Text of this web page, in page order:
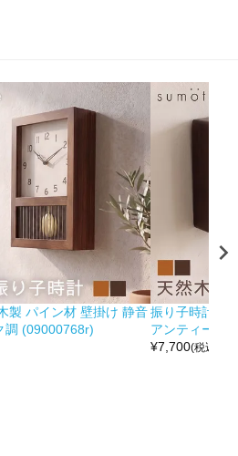
製 パイン材 壁掛け 静音
調 (09000768r)
振り子時計 木
アンティーク
¥7,700(税込)